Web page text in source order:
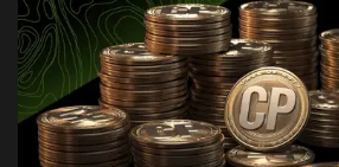
LOGGA IN ELLER REGISTRERA DIG